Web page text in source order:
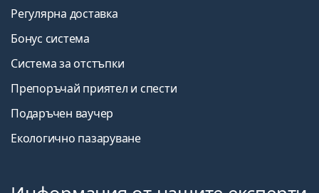
Регулярна доставка
Бонус система
Система за отстъпки
Препоръчай приятел и спести
Подаръчен ваучер
Екологично пазаруване